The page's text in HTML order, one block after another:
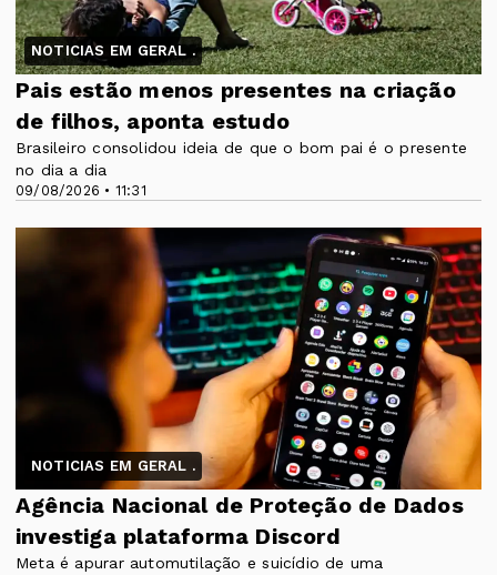
NOTICIAS EM GERAL .
09/08/2026 • 11:31
Pais estão menos presentes na criação
de filhos, aponta estudo
Brasileiro consolidou ideia de que o bom pai é o presente
no dia a dia
NOTICIAS EM GERAL .
Agência Nacional de Proteção de Dados
investiga plataforma Discord
Meta é apurar automutilação e suicídio de uma